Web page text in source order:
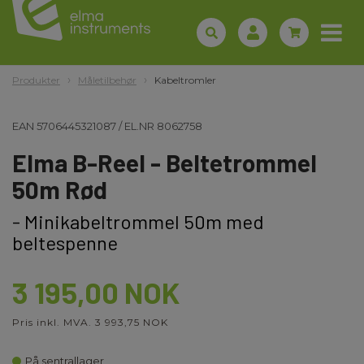
Produkter Måletilbehør Kabeltromler
EAN 5706445321087/EL.NR 8062758
Elma B-Reel - Beltetrommel
50m Rød
- Minikabeltrommel 50m med
beltespenne
3 195,00 NOK
Pris inkl. MVA. 3 993,75 NOK
På sentrallager